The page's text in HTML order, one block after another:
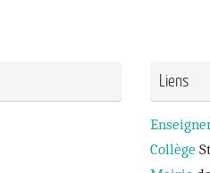
Liens
Collège